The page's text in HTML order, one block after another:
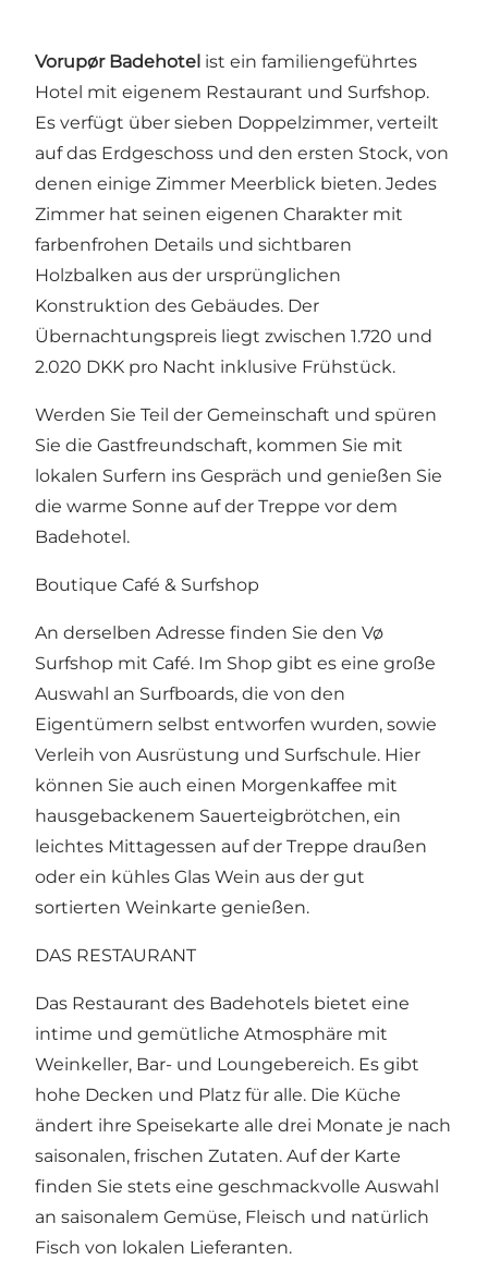
Vorupør Badehotel ist ein familiengeführtes
Hotel mit eigenem Restaurant und Surfshop.
Es verfügt über sieben Doppelzimmer, verteilt
auf das Erdgeschoss und den ersten Stock, von
denen einige Zimmer Meerblick bieten. Jedes
Zimmer hat seinen eigenen Charakter mit
farbenfrohen Details und sichtbaren
Holzbalken aus der ursprünglichen
Konstruktion des Gebäudes. Der
Übernachtungspreis liegt zwischen 1.720 und
2.020 DKK pro Nacht inklusive Frühstück.
Werden Sie Teil der Gemeinschaft und spüren
Sie die Gastfreundschaft, kommen Sie mit
lokalen Surfern ins Gespräch und genießen Sie
die warme Sonne auf der Treppe vor dem
Badehotel.
Boutique Café & Surfshop
An derselben Adresse finden Sie den Vø
Surfshop mit Café. Im Shop gibt es eine große
Auswahl an Surfboards, die von den
Eigentümern selbst entworfen wurden, sowie
Verleih von Ausrüstung und Surfschule. Hier
können Sie auch einen Morgenkaffee mit
hausgebackenem Sauerteigbrötchen, ein
leichtes Mittagessen auf der Treppe draußen
oder ein kühles Glas Wein aus der gut
sortierten Weinkarte genießen.
DAS RESTAURANT
Das Restaurant des Badehotels bietet eine
intime und gemütliche Atmosphäre mit
Weinkeller, Bar- und Loungebereich. Es gibt
hohe Decken und Platz für alle. Die Küche
ändert ihre Speisekarte alle drei Monate je nach
saisonalen, frischen Zutaten. Auf der Karte
finden Sie stets eine geschmackvolle Auswahl
an saisonalem Gemüse, Fleisch und natürlich
Fisch von lokalen Lieferanten.